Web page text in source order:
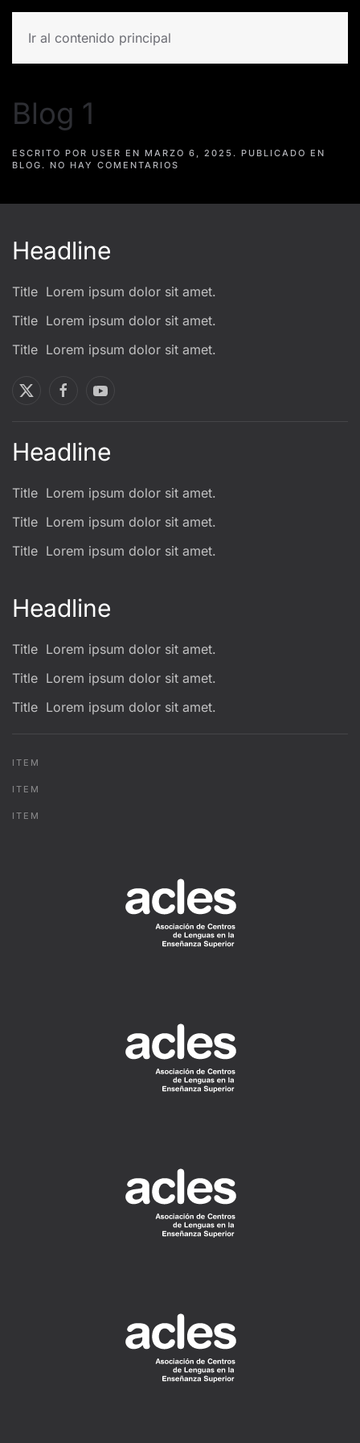
Ir al contenido principal
Paul Smith
Blog 1
ESCRITO POR USER EN MARZO 6, 2025 . PUBLICADO EN
BLOG . NO HAY COMENTARIOS
Headline
Title Lorem ipsum dolor sit amet.
Title Lorem ipsum dolor sit amet.
Title Lorem ipsum dolor sit amet.
Headline
Title Lorem ipsum dolor sit amet.
Title Lorem ipsum dolor sit amet.
Title Lorem ipsum dolor sit amet.
Headline
Title Lorem ipsum dolor sit amet.
Title Lorem ipsum dolor sit amet.
Title Lorem ipsum dolor sit amet.
ITEM
ITEM
ITEM
READ
MORE
READ
MORE
READ
MORE
READ
MORE